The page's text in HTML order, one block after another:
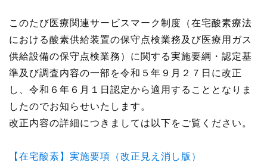
このたび医療関連サービスマーク制度（在宅酸素療法
における酸素供給装置の保守点検業務及び医療用ガス
供給設備の保守点検業務）に関する実施要綱・認定基
準及び調査内容の一部を令和５年９月２７日に改正
し、令和６年６月１日認定から適用することとなりま
したのでお知らせいたします。
改正内容の詳細につきましては以下をご覧ください。
【在宅酸素】実施要項（改正見え消し版）